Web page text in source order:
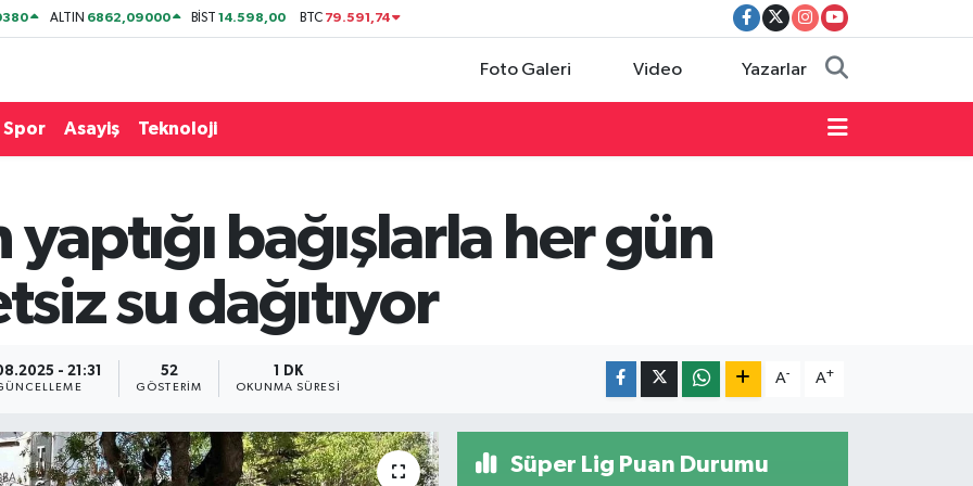
ALTIN 6862,09000 BİST14.598,00 BTC 79.591,74
Foto Galeri Video Yazarlar
Spor Asayiş Teknoloji
yaptığı bağışlarla her gün
su dağıtıyor
- 21:31 52
GÖSTERIM
1 DK
OKUNMA SÜRESI
A- A+
Süper Lig Puan Durumu